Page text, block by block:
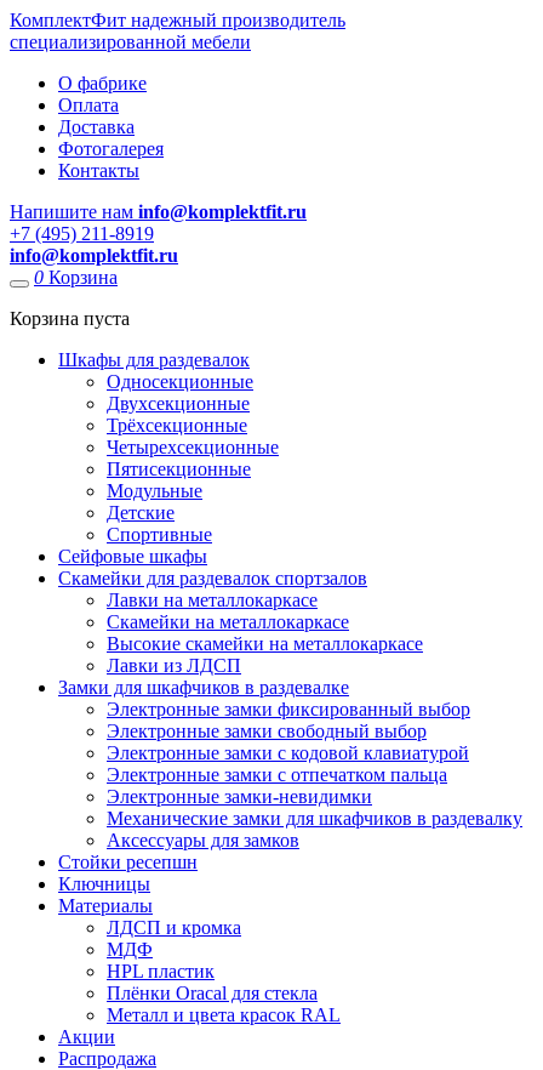
КомплектФит надежный производитель
специализированной мебели
О фабрике
Оплата
Доставка
Фотогалерея
Контакты
Напишите нам info@komplektfit.ru
​+7 (495) 211-8919
info@komplektfit.ru
0 Корзина
Корзина пуста
Шкафы для раздевалок
Односекционные
Двухсекционные
Трёхсекционные
Четырехсекционные
Пятисекционные
Модульные
Детские
Спортивные
Сейфовые шкафы
Скамейки для раздевалок спортзалов
Лавки на металлокаркасе
Скамейки на металлокаркасе
Высокие скамейки на металлокаркасе
Лавки из ЛДСП
Замки для шкафчиков в раздевалке
Электронные замки фиксированный выбор
Электронные замки свободный выбор
Электронные замки с кодовой клавиатурой
Электронные замки с отпечатком пальца
Электронные замки-невидимки
Механические замки для шкафчиков в раздевалку
Аксессуары для замков
Стойки ресепшн
Ключницы
Материалы
ЛДСП и кромка
МДФ
HPL пластик
Плёнки Oracal для стекла
Металл и цвета красок RAL
Акции
Распродажа